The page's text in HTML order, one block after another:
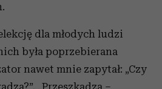
dla młodych ludzi
była poprzebierana
nawet mnie zapytał: „Czy
„Przeszkadza –